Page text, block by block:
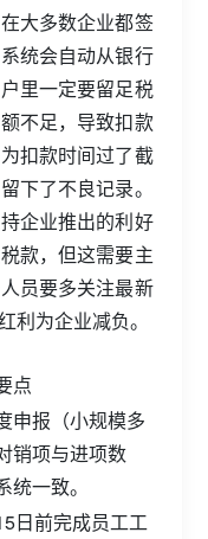
大多数企业都签
统会自动从银行
里一定要留足税
不足，导致扣款
扣款时间过了截
下了不良记录。
企业推出的利好
款，但这需要主
员要多关注最新
利为企业减负。
点
申报（小规模多
销项与进项数
一致。
日前完成员工工